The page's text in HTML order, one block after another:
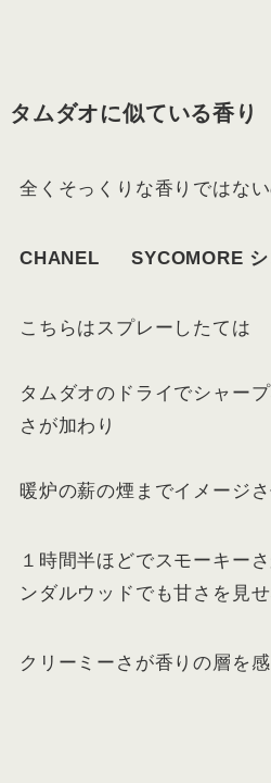
タムダオに似ている香り
全くそっくりな香りではな
CHANEL SYCOMORE シ
こちらはスプレーしたては
タムダオのドライでシャー
さが加わり
暖炉の薪の煙までイメージ
１時間半ほどでスモーキー
ンダルウッドでも甘さを見
クリーミーさが香りの層を感